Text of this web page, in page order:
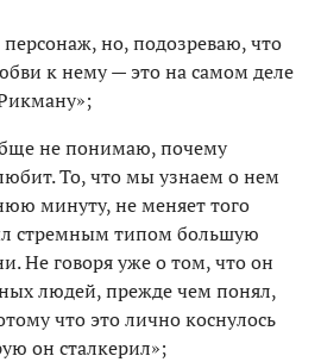
но, подозреваю, что
к нему — это на самом деле
не понимаю, почему
То, что мы узнаем о нем
минуту, не меняет того
стремным типом большую
Не говоря уже о том, что он
людей, прежде чем понял,
что это лично коснулось
он сталкерил»;